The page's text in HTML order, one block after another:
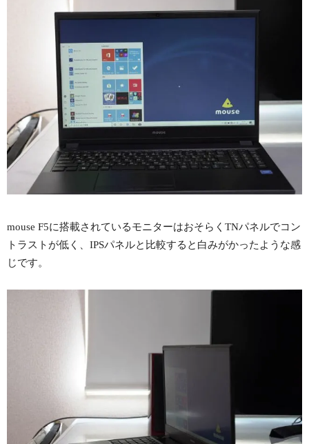
mouse F5に搭載されているモニターはおそらくTNパネルでコン
トラストが低く、IPSパネルと比較すると白みがかったような感
じです。